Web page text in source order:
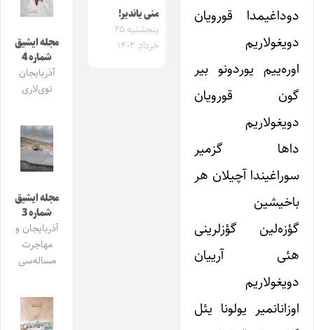
دوداغیمدا قورویان
دویغولاریم
اوره‌ییم یوردونو بیر
گون قورویان
دویغولاریم
داها گزمیر
سوراغیندا آچیلان هر
باخیشین
گؤزه‌لین گؤزلرینی
هئی آرییان
دویغولاریم
اوزانانمیر یولونا یئل
منی یاندیر!
پنجشنبه ۲۵
خرداد ۱۴۰۲
مجله ایشیق
شماره 4
آذربایجان
توی‌لاری
مجله ایشیق
شماره 3
آذربایجان و
مهاجرت
مساله‌سی